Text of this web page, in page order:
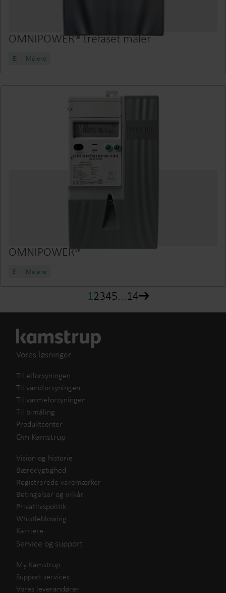
OMNIPOWER® trefaset måler
El Målere
OMNIPOWER®
El Målere
12345...14
Vores løsninger
Til elforsyningen
Til vandforsyningen
Til varmeforsyningen
Til bimåling
Produktcenter
Om Kamstrup
Vision og historie
Bæredygtighed
Registrerede varemærker
Betingelser og vilkår
Privatlivspolitik
Whistleblowing
Karriere
Service og support
My Kamstrup
Support services
Vores leverandører